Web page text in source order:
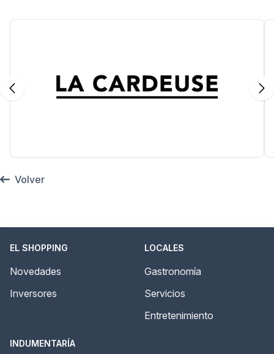
Volver
EL SHOPPING
Novedades
Inversores
LOCALES
Gastronomía
Servicios
Entretenimiento
INDUMENTARÍA